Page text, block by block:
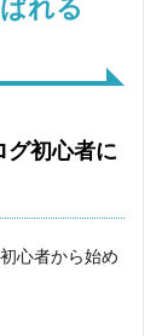
れる
グ初心者に
心者から始め